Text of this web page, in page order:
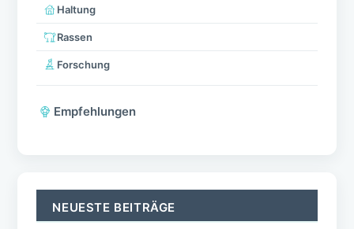
Haltung
Rassen
Forschung
Empfehlungen
NEUESTE BEITRÄGE